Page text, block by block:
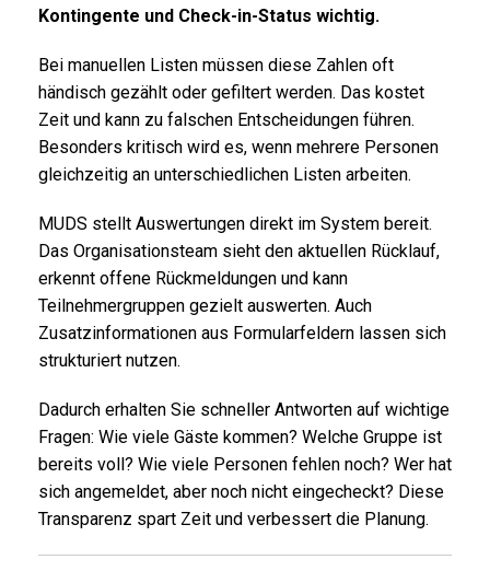
Kontingente und Check-in-Status wichtig.
Bei manuellen Listen müssen diese Zahlen oft
händisch gezählt oder gefiltert werden. Das kostet
Zeit und kann zu falschen Entscheidungen führen.
Besonders kritisch wird es, wenn mehrere Personen
gleichzeitig an unterschiedlichen Listen arbeiten.
MUDS stellt Auswertungen direkt im System bereit.
Das Organisationsteam sieht den aktuellen Rücklauf,
erkennt offene Rückmeldungen und kann
Teilnehmergruppen gezielt auswerten. Auch
Zusatzinformationen aus Formularfeldern lassen sich
strukturiert nutzen.
Dadurch erhalten Sie schneller Antworten auf wichtige
Fragen: Wie viele Gäste kommen? Welche Gruppe ist
bereits voll? Wie viele Personen fehlen noch? Wer hat
sich angemeldet, aber noch nicht eingecheckt? Diese
Transparenz spart Zeit und verbessert die Planung.